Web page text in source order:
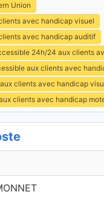
Union
avec handicap visuel
avec handicap auditif
24h/24 aux clients
aux clients avec
clients avec handicap
clients avec handicap